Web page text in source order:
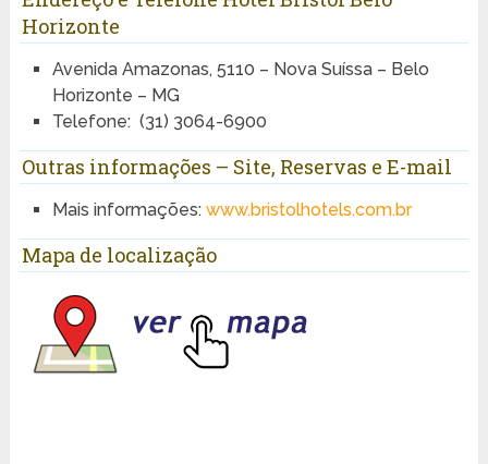
Horizonte
Avenida Amazonas, 5110 – Nova Suíssa – Belo
Horizonte – MG
Telefone: (31) 3064-6900
Outras informações – Site, Reservas e E-mail
Mais informações: www.bristolhotels.com.br
Mapa de localização